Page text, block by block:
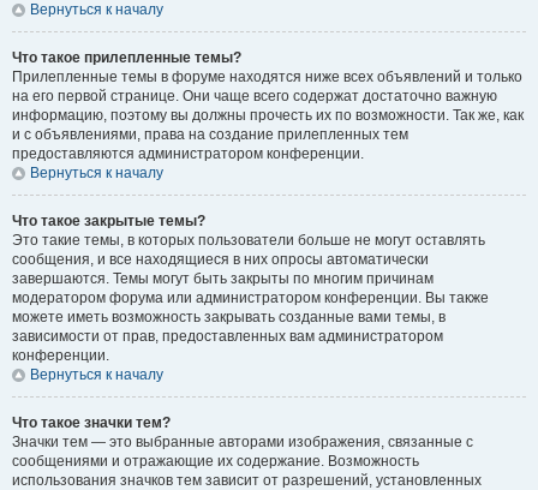
Вернуться к началу
Что такое прилепленные темы?
Прилепленные темы в форуме находятся ниже всех объявлений и только
на его первой странице. Они чаще всего содержат достаточно важную
информацию, поэтому вы должны прочесть их по возможности. Так же, как
и с объявлениями, права на создание прилепленных тем
предоставляются администратором конференции.
Вернуться к началу
Что такое закрытые темы?
Это такие темы, в которых пользователи больше не могут оставлять
сообщения, и все находящиеся в них опросы автоматически
завершаются. Темы могут быть закрыты по многим причинам
модератором форума или администратором конференции. Вы также
можете иметь возможность закрывать созданные вами темы, в
зависимости от прав, предоставленных вам администратором
конференции.
Вернуться к началу
Что такое значки тем?
Значки тем — это выбранные авторами изображения, связанные с
сообщениями и отражающие их содержание. Возможность
использования значков тем зависит от разрешений, установленных